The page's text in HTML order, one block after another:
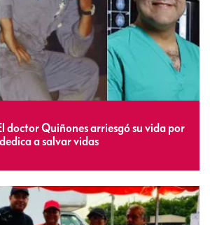
doctor Quiñones arriesgó su vida por
a salvar vidas